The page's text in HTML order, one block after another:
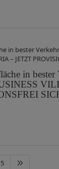
in bester
5